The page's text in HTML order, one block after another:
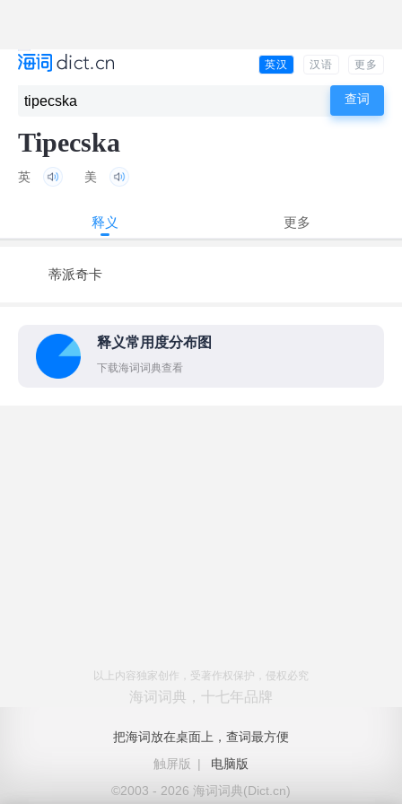
英汉 汉语 更多
Tipecska
英 美
释义 更多
蒂派奇卡
释义常用度分布图
下载海词词典查看
以上内容独家创作，受著作权保护，侵权必究
海词词典，十七年品牌
把海词放在桌面上，查词最方便
触屏版
|
电脑版
©2003 - 2026 海词词典(Dict.cn)